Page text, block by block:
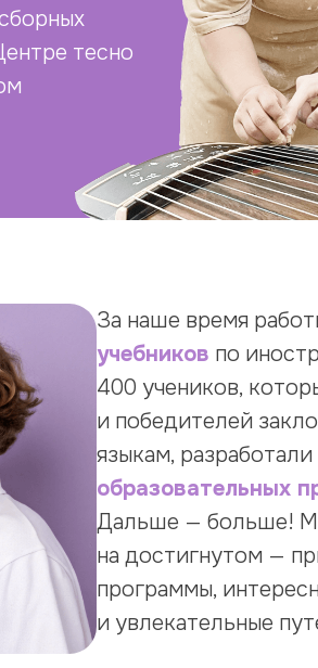
тесно
За наше время
учебников по
400 учеников,
и победителей
языкам, разработали
образовательных
Дальше — больше!
на достигнутом —
программы,
и увлекательные